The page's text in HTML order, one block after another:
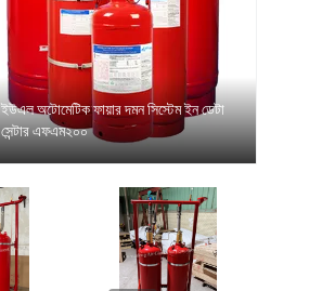
ইউএল অটোমেটিক ফায়ার দমন সিস্টেম ইন ডেটা
সেন্টার এফএম২০০